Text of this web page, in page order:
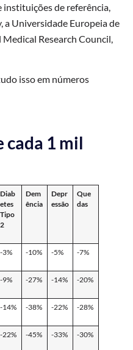
de referência,
a Universidade Europeia de
Research Council,
isso em números
cada 1 mil
Diab
etes
Tipo
2
Dem
ência
Depr
essão
Que
das
-3% -10% -5% -7%
-9% -27% -14% -20%
-14% -38% -22% -28%
-22% -45% -33% -30%